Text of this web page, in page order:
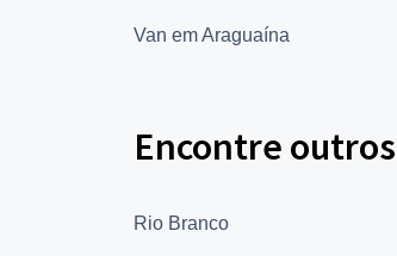
Van em Araguaína
Encontre
Rio Branco